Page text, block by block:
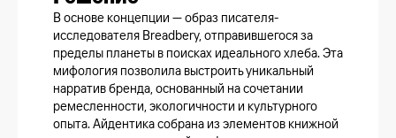
В основе концепции — образ писателя-
исследователя Breadbery, отправившегося за
пределы планеты в поисках идеального хлеба. Эта
мифология позволила выстроить уникальный
нарратив бренда, основанный на сочетании
ремесленности, экологичности и культурного
опыта. Айдентика собрана из элементов книжной